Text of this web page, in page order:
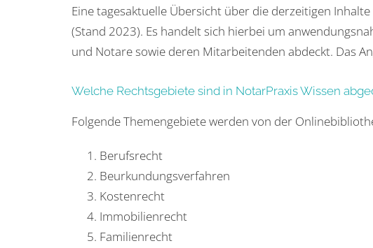
Eine tagesaktuelle Übersicht über die derzeitigen
(Stand 2023). Es handelt sich hierbei um
und Notare sowie deren Mitarbeitenden abdeckt. Das
Welche Rechtsgebiete sind in NotarPraxis Wissen
Folgende Themengebiete werden von der
Berufsrecht
Beurkundungsverfahren
Kostenrecht
Immobilienrecht
Familienrecht